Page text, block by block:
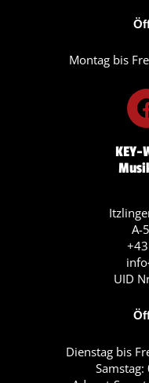
KEY-
A-
UID
Dienstag bis
Montag bis